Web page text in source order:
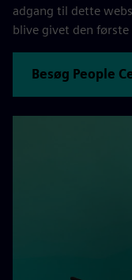
adgang til dette
blive givet den første
Besøg People